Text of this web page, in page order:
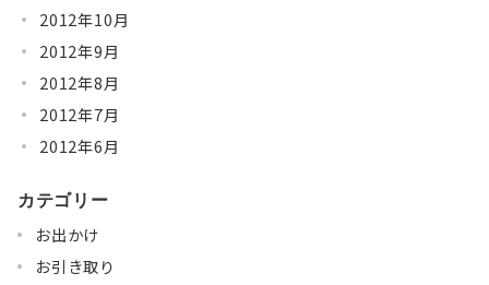
2012年10月
2012年9月
2012年8月
2012年7月
2012年6月
カテゴリー
お出かけ
お引き取り